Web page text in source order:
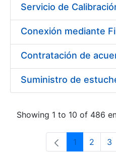
Showing 1 to 10 of 486
Page
1 Page
2 3